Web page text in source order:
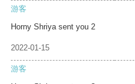
游客
Horny Shriya sent you 2
2022-01-15
游客